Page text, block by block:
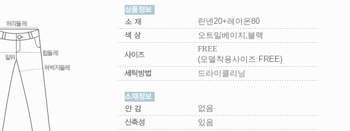
린넨20+레이온80
오트밀베이지,블랙
FREE
(모델착용사이즈:FREE)
드라이클리닝
없음
있음